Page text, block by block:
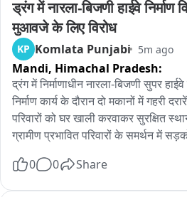
ड्रंग में नारला-बिजणी हाईवे निर्माण
मुआवजे के लिए विरोध
KP Komlata Punjabi 5m ago
Mandi, Himachal Pradesh:
द्रंग में निर्माणाधीन नारला-बिजणी सुपर
निर्माण कार्य के दौरान दो मकानों में गहरी
परिवारों को घर खाली करवाकर सुरक्षित
ग्रामीण प्रभावित परिवारों के समर्थन में
कार्रवाई की मांग की। मौके पर पहुंचे
0 0 Share